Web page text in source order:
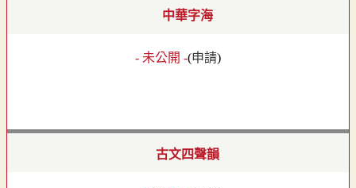
中華字海
- 未公開 -(申請)
古文四聲韻